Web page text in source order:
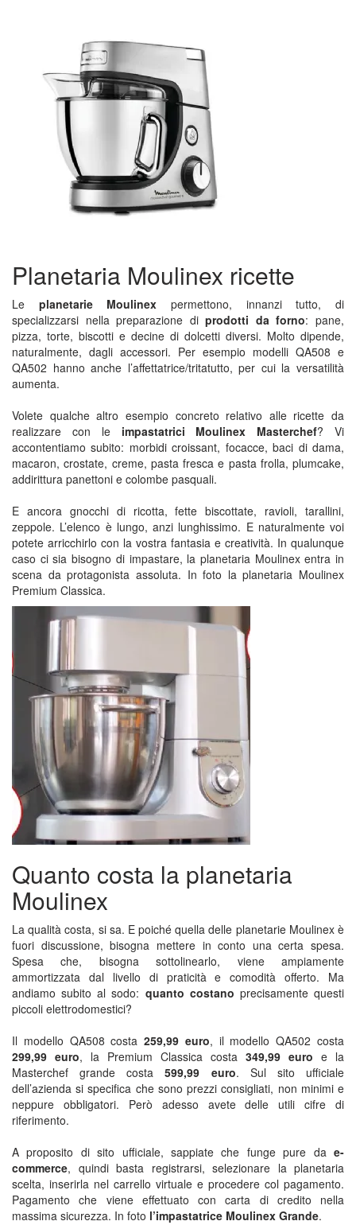
Planetaria Moulinex ricette
Le planetarie Moulinex permettono, innanzi tutto, di
specializzarsi nella preparazione diprodotti da forno: pane,
pizza, torte, biscotti e decine di dolcetti diversi. Molto dipende,
naturalmente, dagli accessori. Per esempio modelli QA508 e
QA502 hanno anche l’affettatrice/tritatutto, per cui la versatilità
aumenta.
Volete qualche altro esempio concreto relativo alle ricette da
realizzare con le impastatrici Moulinex Masterchef? Vi
accontentiamo subito: morbidi croissant, focacce, baci di dama,
macaron, crostate, creme, pasta fresca e pasta frolla, plumcake,
addirittura panettoni e colombe pasquali.
E ancora gnocchi di ricotta, fette biscottate, ravioli, tarallini,
zeppole. L’elenco è lungo, anzi lunghissimo. E naturalmente voi
potete arricchirlo con la vostra fantasia e creatività. In qualunque
caso ci sia bisogno di impastare, la planetaria Moulinex entra in
scena da protagonista assoluta. In foto la planetaria Moulinex
Premium Classica.
Quanto costa la planetaria
Moulinex
La qualità costa, si sa. E poiché quella delle planetarie Moulinex è
fuori discussione, bisogna mettere in conto una certa spesa.
Spesa che, bisogna sottolinearlo, viene ampiamente
ammortizzata dal livello di praticità e comodità offerto. Ma
andiamo subito al sodo: quanto costano precisamente questi
piccoli elettrodomestici?
Il modello QA508 costa259,99 euro, il modello QA502 costa
299,99 euro, la Premium Classica costa 349,99 euro e la
Masterchef grande costa599,99 euro. Sul sito ufficiale
dell’azienda si specifica che sono prezzi consigliati, non minimi e
neppure obbligatori. Però adesso avete delle utili cifre di
riferimento.
A proposito di sito ufficiale, sappiate che funge pure da e-
commerce, quindi basta registrarsi, selezionare la planetaria
scelta, inserirla nel carrello virtuale e procedere col pagamento.
Pagamento che viene effettuato con carta di credito nella
massima sicurezza. In foto l’impastatrice Moulinex Grande.